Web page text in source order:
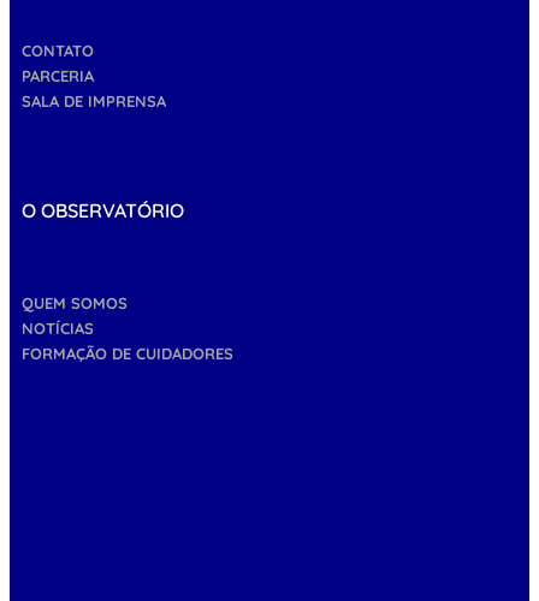
CONTATO
PARCERIA
SALA DE IMPRENSA
O OBSERVATÓRIO
QUEM SOMOS
NOTÍCIAS
FORMAÇÃO DE CUIDADORES